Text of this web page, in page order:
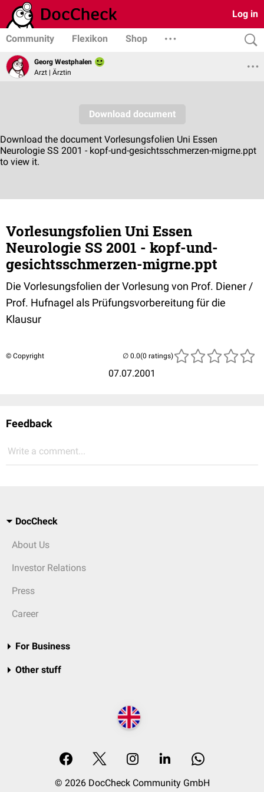
Log in
Community Flexikon Shop
Georg Westphalen
Arzt | Ärztin
Vorlesungsfolien Uni Essen
Neurologie SS 2001 - kopf-und-
gesichtsschmerzen-migrne.ppt
Die Vorlesungsfolien der Vorlesung von Prof. Diener /
Prof. Hufnagel als Prüfungsvorbereitung für die
Klausur
© Copyright
07.07.2001
(0 ratings)
Feedback
Write a comment...
DocCheck
About Us
Investor Relations
Press
Career
For Business
Other stuff
© 2026 DocCheck Community GmbH